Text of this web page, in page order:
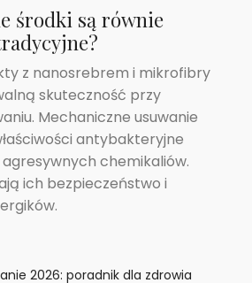
środki są równie
z nanosrebrem i mikrofibry
skuteczność przy
Mechaniczne usuwanie
antybakteryjne
chemikaliów.
ich bezpieczeństwo i
2026: poradnik dla zdrowia